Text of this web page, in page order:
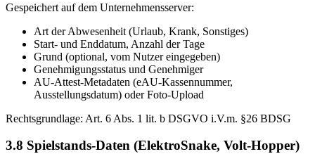
Gespeichert auf dem Unternehmensserver:
Art der Abwesenheit (Urlaub, Krank, Sonstiges)
Start- und Enddatum, Anzahl der Tage
Grund (optional, vom Nutzer eingegeben)
Genehmigungsstatus und Genehmiger
AU-Attest-Metadaten (eAU-Kassennummer,
Ausstellungsdatum) oder Foto-Upload
Rechtsgrundlage: Art. 6 Abs. 1 lit. b DSGVO i.V.m. §26 BDSG
3.8 Spielstands-Daten (ElektroSnake, Volt-Hopper)